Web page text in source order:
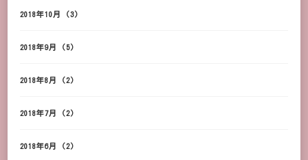
2018年10月 (3)
2018年9月 (5)
2018年8月 (2)
2018年7月 (2)
2018年6月 (2)